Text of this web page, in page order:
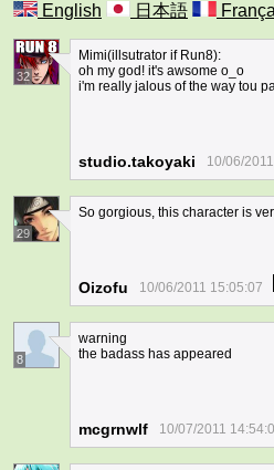
English
日本語
32
Mimi(illsutrator if Run8):
oh my god! it's awsome o_o
i'm really jalous of the way tou
studio.takoyaki 10/06/
29
So gorgious, this character is
Oizofu 10/06/2011 15:05:07
8
warning
the badass has appeared
mcgrnwlf 10/07/2011